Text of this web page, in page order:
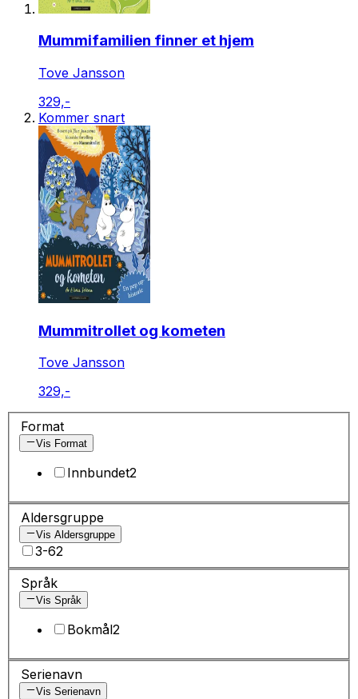
Mummifamilien finner et hjem
Tove Jansson
329,-
Kommer snart
Mummitrollet og kometen
Tove Jansson
329,-
Format
Vis Format
Innbundet2
Aldersgruppe
Vis Aldersgruppe
3-62
Språk
Vis Språk
Bokmål2
Serienavn
Vis Serienavn